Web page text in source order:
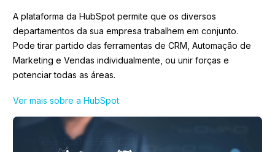
A plataforma da HubSpot permite que os diversos
departamentos da sua empresa trabalhem em conjunto.
Pode tirar partido das ferramentas de CRM, Automação de
Marketing e Vendas individualmente, ou unir forças e
potenciar todas as áreas.
Ver mais sobre a HubSpot